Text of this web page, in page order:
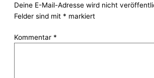
Deine E-Mail-Adresse wird nicht
Felder sind mit * markiert
Kommentar *